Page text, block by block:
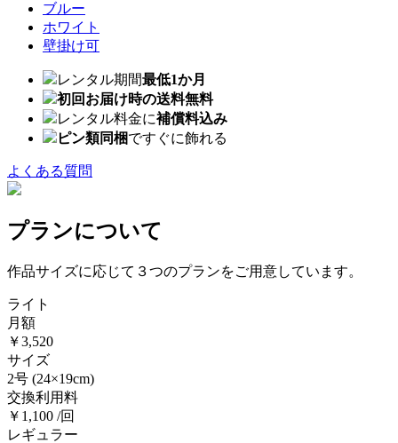
ブルー
ホワイト
壁掛け可
レンタル期間最低1か月
初回お届け時の送料無料
レンタル料金に補償料込み
ピン類同梱ですぐに飾れる
よくある質問
プランについて
作品サイズに応じて３つのプランをご用意しています。
ライト
月額
￥3,520
サイズ
2号 (24×19cm)
交換利用料
￥1,100 /回
レギュラー